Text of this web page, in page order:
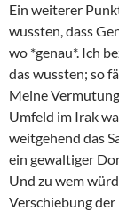
Ein weiterer
wussten, dass
wo *genau*. Ich
das wussten; so
Meine
Umfeld im Irak
weitgehend das
ein gewaltiger
Und zu wem
Verschiebung